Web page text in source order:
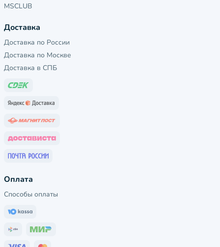
MSCLUB
Доставка
Доставка по России
Доставка по Москве
Доставка в СПБ
Оплата
Способы оплаты